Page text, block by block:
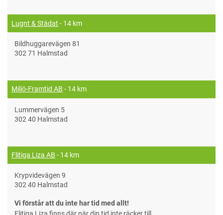
Lugnt & Städat - 14 km
Bildhuggarevägen 81
302 71 Halmstad
Miljö-Framtid AB - 14 km
Lummervägen 5
302 40 Halmstad
Flitiga Liza AB - 14 km
Krypvidevägen 9
302 40 Halmstad
Vi förstår att du inte har tid med allt!